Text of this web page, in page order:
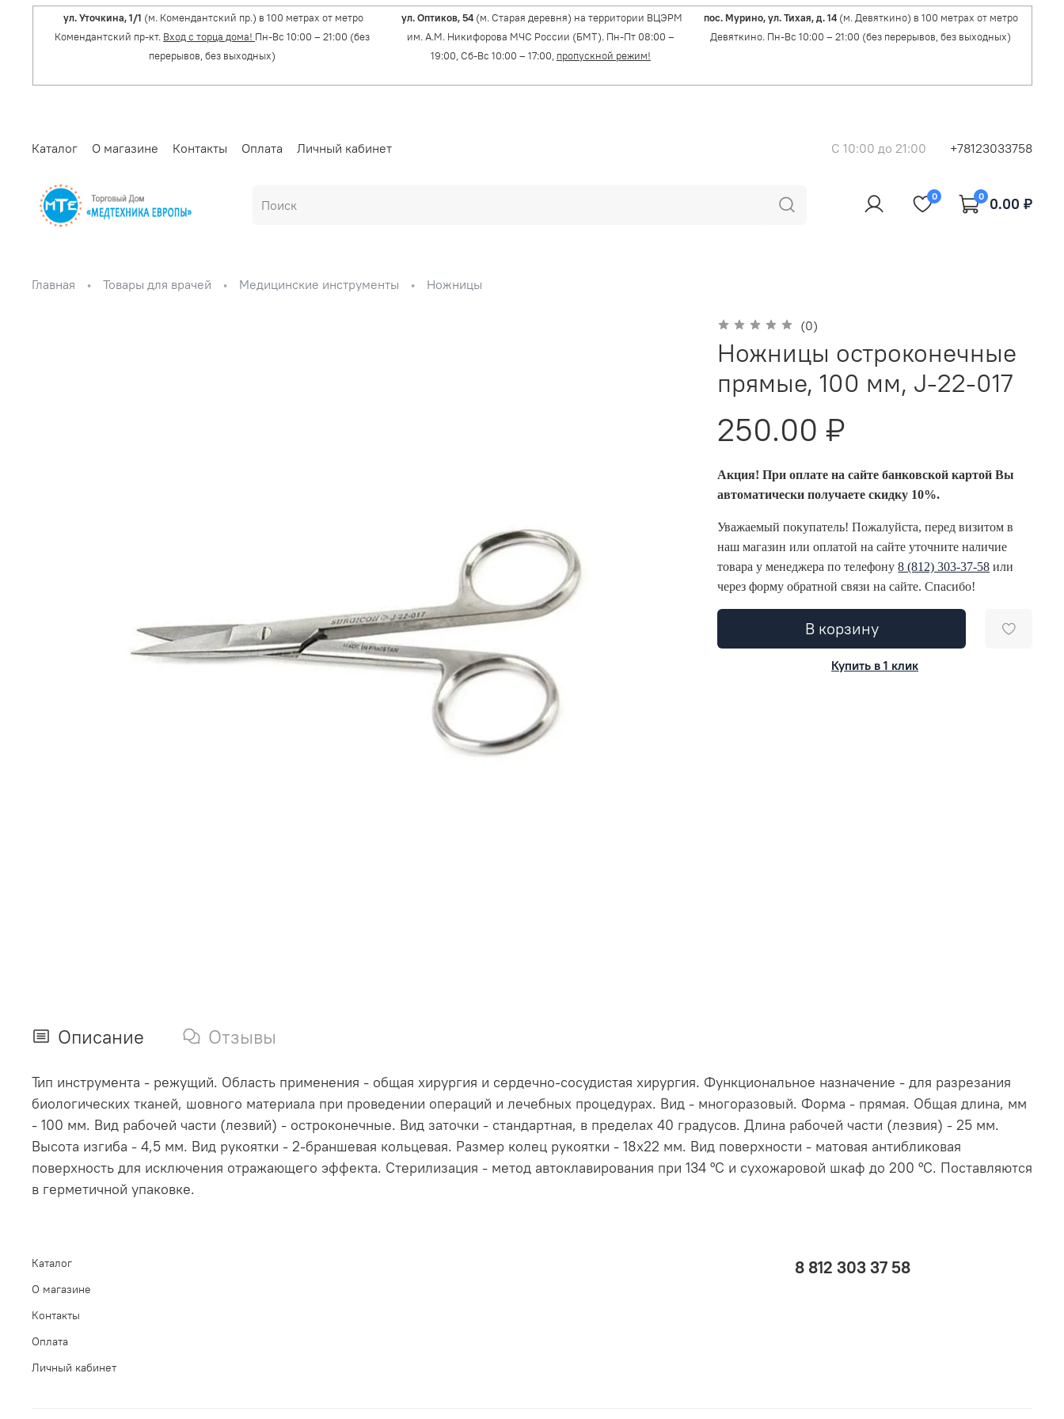
ул. Уточкина, 1/1 (м. Комендантский пр.) в 100 метрах от метро
Комендантский пр-кт. Вход с торца дома! Пн-Вс 10:00 – 21:00 (без
перерывов, без выходных)
ул. Оптиков, 54 (м. Старая деревня) на территории ВЦЭРМ
им. А.М. Никифорова МЧС России (БМТ). Пн-Пт 08:00 –
19:00, Сб-Вс 10:00 – 17:00, пропускной режим!
пос. Мурино, ул. Тихая, д. 14(м. Девяткино) в 100 метрах от метро
Девяткино. Пн-Вс 10:00 – 21:00 (без перерывов, без выходных)
Каталог О магазине Контакты Оплата Личный кабинет C 10:00 до 21:00 +78123033758
0 0 0.00 ₽
Главная Товары для врачей Медицинские инструменты Ножницы
(0)
Ножницы остроконечные
прямые, 100 мм, J-22-017
250.00 ₽
Акция! При оплате на сайте банковской картой Вы
автоматически получаете скидку 10%.
Уважаемый покупатель! Пожалуйста, перед визитом в
наш магазин или оплатой на сайте уточните наличие
товара у менеджера по телефону8 (812) 303-37-58 или
через форму обратной связи на сайте. Спасибо!
В корзину
Купить в 1 клик
Описание Отзывы
Тип инструмента - режущий. Область применения - общая хирургия и сердечно-сосудистая хирургия. Функциональное назначение - для разрезания
биологических тканей, шовного материала при проведении операций и лечебных процедурах. Вид - многоразовый. Форма - прямая. Общая длина, мм
- 100 мм. Вид рабочей части (лезвий) - остроконечные. Вид заточки - стандартная, в пределах 40 градусов. Длина рабочей части (лезвия) - 25 мм.
Высота изгиба - 4,5 мм. Вид рукоятки - 2-браншевая кольцевая. Размер колец рукоятки - 18x22 мм. Вид поверхности - матовая антибликовая
поверхность для исключения отражающего эффекта. Стерилизация - метод автоклавирования при 134 °С и сухожаровой шкаф до 200 °С. Поставляются
в герметичной упаковке.
Каталог
О магазине
Контакты
Оплата
Личный кабинет
8 812 303 37 58